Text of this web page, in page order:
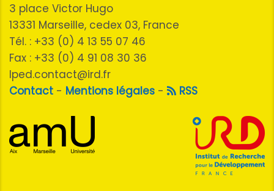
3 place Victor Hugo
13331 Marseille, cedex 03, France
Tél. : +33 (0) 4 13 55 07 46
Fax : +33 (0) 4 91 08 30 36
lped.contact@ird.fr
Contact - Mentions légales - RSS